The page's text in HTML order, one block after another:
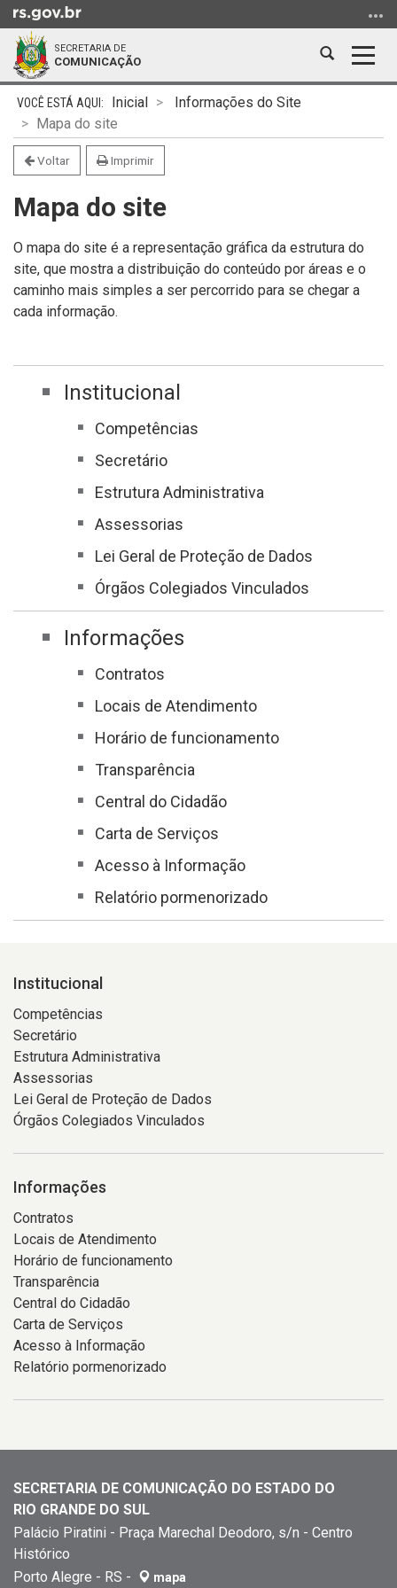
para
conteúdo
menu
para
busca
SECRETARIA DE
COMUNICAÇÃO
Abrir
Início
conteúdo
Inicial
Informações do Site
Mapa do site
Voltar Imprimir
Mapa do site
O mapa do site é a representação gráfica da estrutura do
site, que mostra a distribuição do conteúdo por áreas e o
caminho mais simples a ser percorrido para se chegar a
cada informação.
Institucional
Competências
Secretário
Estrutura Administrativa
Assessorias
Lei Geral de Proteção de Dados
Órgãos Colegiados Vinculados
Informações
Contratos
Locais de Atendimento
Horário de funcionamento
Transparência
Central do Cidadão
Carta de Serviços
Acesso à Informação
Relatório pormenorizado
Institucional
Competências
Secretário
Estrutura Administrativa
Assessorias
Lei Geral de Proteção de Dados
Órgãos Colegiados Vinculados
Informações
Contratos
Locais de Atendimento
Horário de funcionamento
Transparência
Central do Cidadão
Carta de Serviços
Acesso à Informação
Relatório pormenorizado
SECRETARIA DE COMUNICAÇÃO DO ESTADO DO
RIO GRANDE DO SUL
Palácio Piratini - Praça Marechal Deodoro, s/n - Centro
Histórico
Porto Alegre - RS -
mapa